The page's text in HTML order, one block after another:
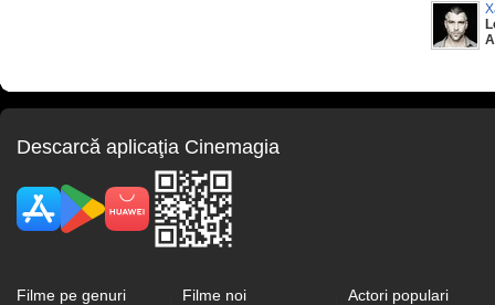
Descarcă aplicaţia Cinemagia
Filme pe genuri Filme noi Actori populari